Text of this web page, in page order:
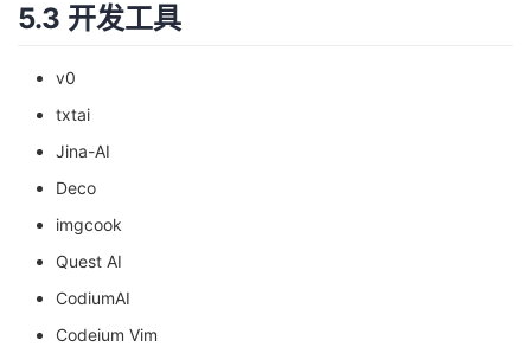
5.3 开发工具
v0
txtai
Jina-AI
Deco
imgcook
Quest AI
CodiumAI
Codeium Vim